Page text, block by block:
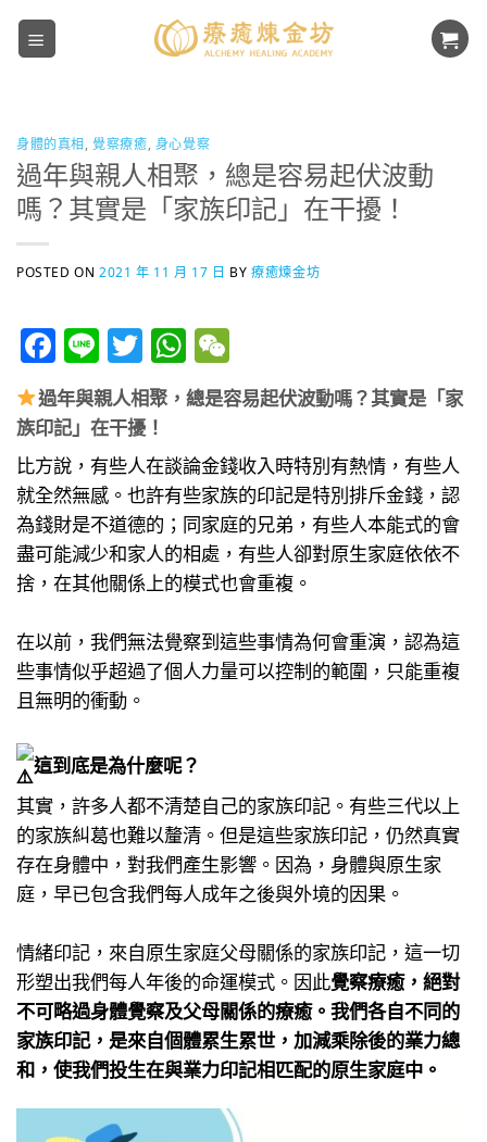
Skip
身體的真相 覺察療癒 身心覺察
過年與親人相聚，總是容易起伏波動
嗎？其實是「家族印記」在干擾！
POSTED ON2021 年 11 月 17 日 BY療癒煉金坊
Facebook
LineTwitterWhatsApp
過年與親人相聚，總是容易起伏波動嗎？其實是「家
族印記」在干擾！
​比方說，有些人在談論金錢收入時特別有熱情，有些人
就全然無感。也許有些家族的印記是特別排斥金錢，認
為錢財是不道德的；同家庭的兄弟，有些人本能式的會
盡可能減少和家人的相處，有些人卻對原生家庭依依不
捨，在其他關係上的模式也會重複。​
在以前，我們無法覺察到這些事情為何會重演，認為這
些事情似乎超過了個人力量可以控制的範圍，只能重複
且無明的衝動。​
這到底是為什麼呢？​
其實，許多人都不清楚自己的家族印記。有些三代以上
的家族糾葛也難以釐清。但是這些家族印記，仍然真實
存在身體中，對我們產生影響。​因為，身體與原生家
庭，早已包含我們每人成年之後與外境的因果。​
情緒印記，來自原生家庭父母關係的家族印記，這一切
形塑出我們每人年後的命運模式。​因此覺察療癒，​絕對
不可略過身體覺察​及父母關係的療癒。​ 我們各自不同的
家族印記，​是來自個體累生累世，​加減乘除後的業力總
和，​使我們投生在與業力印記相匹配的原生家庭中。​